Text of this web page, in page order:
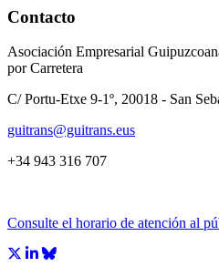
Contacto
Asociación Empresarial
por Carretera
C/ Portu-Etxe 9-1º, 20018 - San
guitrans@guitrans.eus
+34 943 316 707
Consulte el horario de atención al